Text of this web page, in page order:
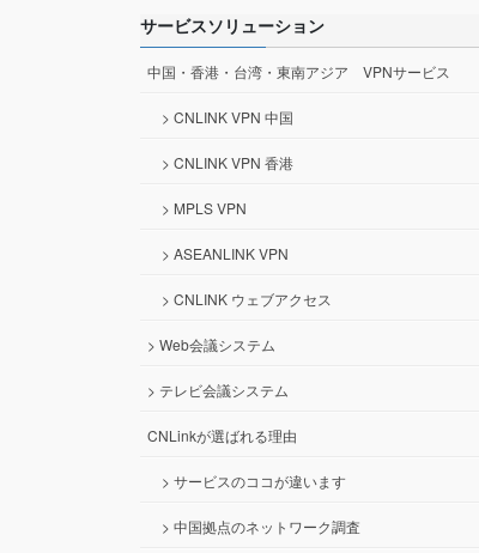
サービスソリューション
中国・香港・台湾・東南アジア VPNサービス
> CNLINK VPN 中国
> CNLINK VPN 香港
> MPLS VPN
> ASEANLINK VPN
> CNLINK ウェブアクセス
> Web会議システム
> テレビ会議システム
CNLinkが選ばれる理由
> サービスのココが違います
> 中国拠点のネットワーク調査